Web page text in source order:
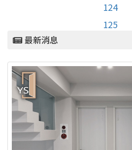
124
125
最新消息